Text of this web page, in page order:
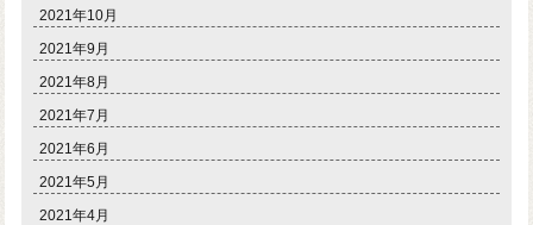
2021年10月
2021年9月
2021年8月
2021年7月
2021年6月
2021年5月
2021年4月